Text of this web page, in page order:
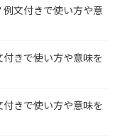
例文付きで使い方や意
付きで使い方や意味を
付きで使い方や意味を